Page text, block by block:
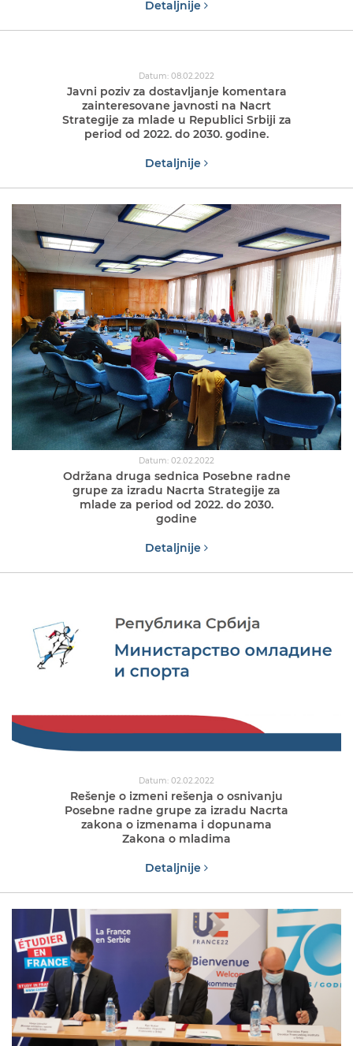
Detaljnije
Datum: 08.02.2022
Javni poziv za dostavljanje komentara
zainteresovane javnosti na Nacrt
Strategije za mlade u Republici Srbiji za
period od 2022. do 2030. godine.
Detaljnije
Datum: 02.02.2022
Održana druga sednica Posebne radne
grupe za izradu Nacrta Strategije za
mlade za period od 2022. do 2030.
godine
Detaljnije
Datum: 02.02.2022
Rešenje o izmeni rešenja o osnivanju
Posebne radne grupe za izradu Nacrta
zakona o izmenama i dopunama
Zakona o mladima
Detaljnije